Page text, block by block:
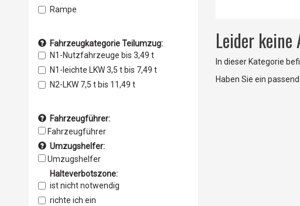
Leider keine
In dieser Kategorie
Haben Sie ein
Anhänger
Rampe
Fahrzeugkategorie Teilumzug:
N1-Nutzfahrzeuge bis 3,49 t
N1-leichte LKW 3,5 t bis 7,49 t
N2-LKW 7,5 t bis 11,49 t
Fahrzeugführer:
Fahrzeugführer
Umzugshelfer:
Umzugshelfer
Halteverbotszone:
ist nicht notwendig
richte ich ein